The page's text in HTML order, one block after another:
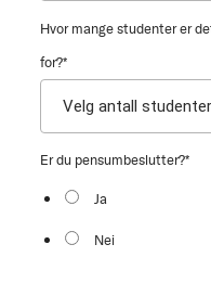
Hvor mange studenter er
for?*
Er du pensumbeslutter?*
Ja
Nei